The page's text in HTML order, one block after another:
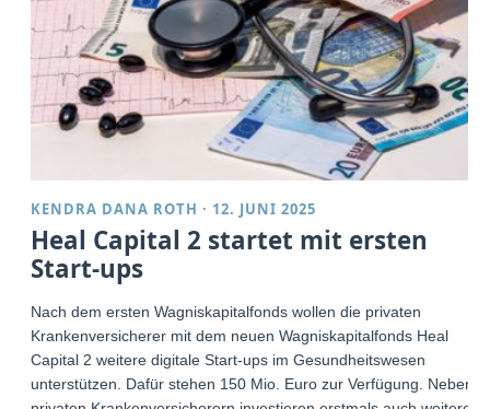
KENDRA DANA ROTH · 12. JUNI 2025
Heal Capital 2 startet mit ersten
Start-ups
Nach dem ersten Wagniskapitalfonds wollen die privaten
Krankenversicherer mit dem neuen Wagniskapitalfonds Heal
Capital 2 weitere digitale Start-ups im Gesundheitswesen
unterstützen. Dafür stehen 150 Mio. Euro zur Verfügung. Neben